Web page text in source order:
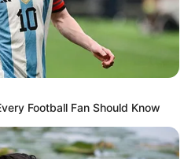
Football Fan Should Know